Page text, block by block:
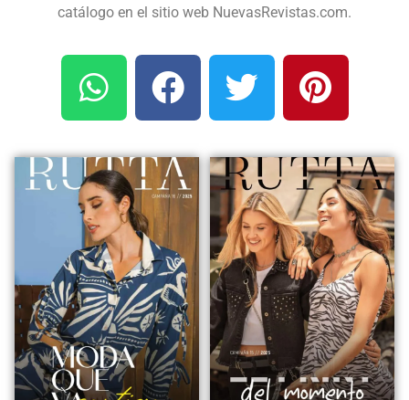
catálogo en el sitio web NuevasRevistas.com.